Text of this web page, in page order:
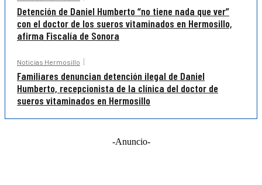
Detención de Daniel Humberto “no tiene nada que ver”
con el doctor de los sueros vitaminados en Hermosillo,
afirma Fiscalía de Sonora
Noticias Hermosillo
Familiares denuncian detención ilegal de Daniel
Humberto, recepcionista de la clínica del doctor de
sueros vitaminados en Hermosillo
-Anuncio-